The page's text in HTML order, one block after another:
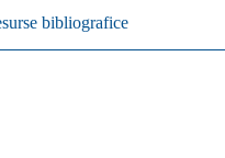
bibliografice